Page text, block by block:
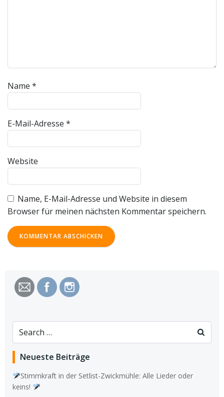
Name *
E-Mail-Adresse *
Website
Name, E-Mail-Adresse und Website in diesem
Browser für meinen nächsten Kommentar speichern.
Search
for:
Neueste Beiträge
Stimmkraft in der Setlist-Zwickmühle: Alle Lieder oder
keins!